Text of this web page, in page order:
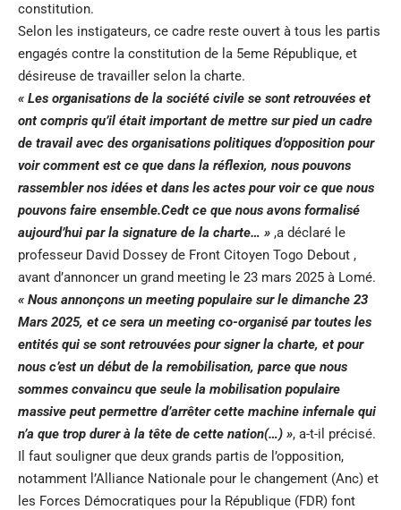
constitution.
Selon les instigateurs, ce cadre reste ouvert à tous les partis
engagés contre la constitution de la 5eme République, et
désireuse de travailler selon la charte.
« Les organisations de la société civile se sont retrouvées et
ont compris qu’il était important de mettre sur pied un cadre
de travail avec des organisations politiques d’opposition pour
voir comment est ce que dans la réflexion, nous pouvons
rassembler nos idées et dans les actes pour voir ce que nous
pouvons faire ensemble.Cedt ce que nous avons formalisé
aujourd’hui par la signature de la charte… » ,a déclaré le
professeur David Dossey de Front Citoyen Togo Debout ,
avant d’annoncer un grand meeting le 23 mars 2025 à Lomé.
« Nous annonçons un meeting populaire sur le dimanche 23
Mars 2025, et ce sera un meeting co-organisé par toutes les
entités qui se sont retrouvées pour signer la charte, et pour
nous c’est un début de la remobilisation, parce que nous
sommes convaincu que seule la mobilisation populaire
massive peut permettre d’arrêter cette machine infernale qui
n’a que trop durer à la tête de cette nation(…) », a-t-il précisé.
Il faut souligner que deux grands partis de l’opposition,
notamment l’Alliance Nationale pour le changement (Anc) et
les Forces Démocratiques pour la République (FDR) font